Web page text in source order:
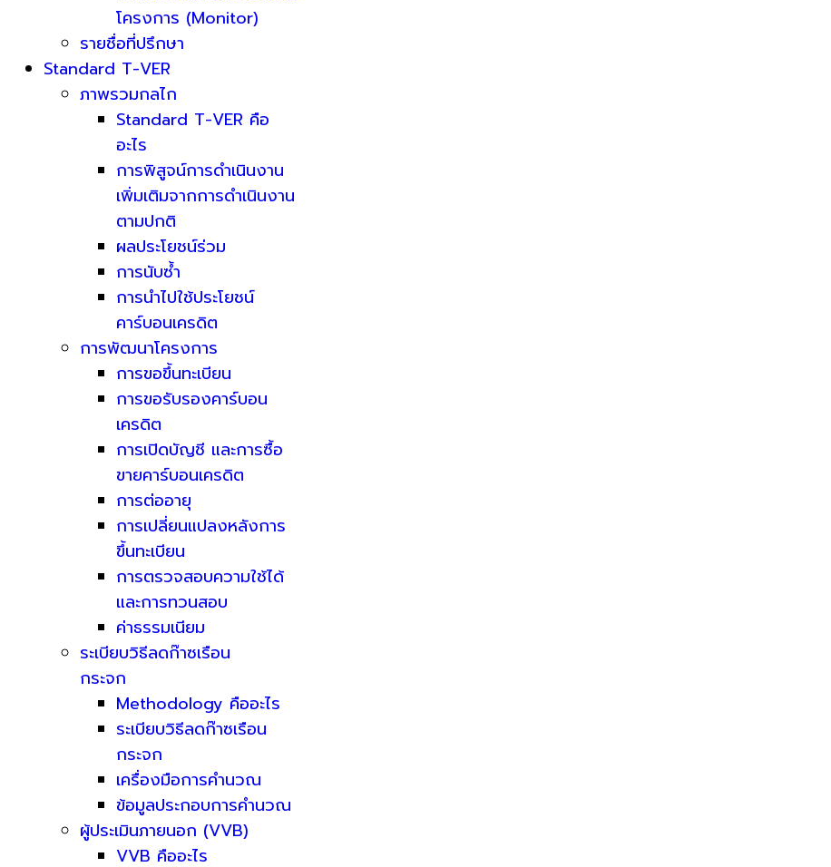
โครงการ (Monitor)
รายชื่อที่ปรึกษา
Standard T-VER
ภาพรวมกลไก
Standard T-VER คือ
อะไร
การพิสูจน์การดำเนินงาน
เพิ่มเติมจากการดำเนินงาน
ตามปกติ
ผลประโยชน์ร่วม
การนับซ้ำ
การนำไปใช้ประโยชน์
คาร์บอนเครดิต
การพัฒนาโครงการ
การขอขึ้นทะเบียน
การขอรับรองคาร์บอน
เครดิต
การเปิดบัญชี และการซื้อ
ขายคาร์บอนเครดิต
การต่ออายุ
การเปลี่ยนแปลงหลังการ
ขึ้นทะเบียน
การตรวจสอบความใช้ได้
และการทวนสอบ
ค่าธรรมเนียม
ระเบียบวิธีลดก๊าซเรือน
กระจก
Methodology คืออะไร
ระเบียบวิธีลดก๊าซเรือน
กระจก
เครื่องมือการคำนวณ
ข้อมูลประกอบการคำนวณ
ผู้ประเมินภายนอก (VVB)
VVB คืออะไร